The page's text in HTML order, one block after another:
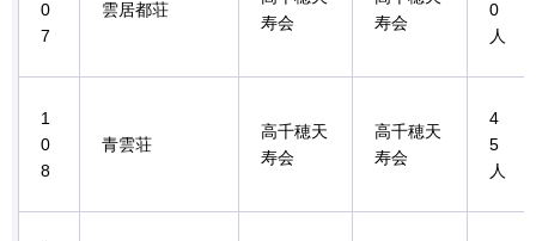
0
7
雲居都荘
寿会
寿会
0
人
1
0
8
青雲荘
高千穂天
寿会
高千穂天
寿会
4
5
人